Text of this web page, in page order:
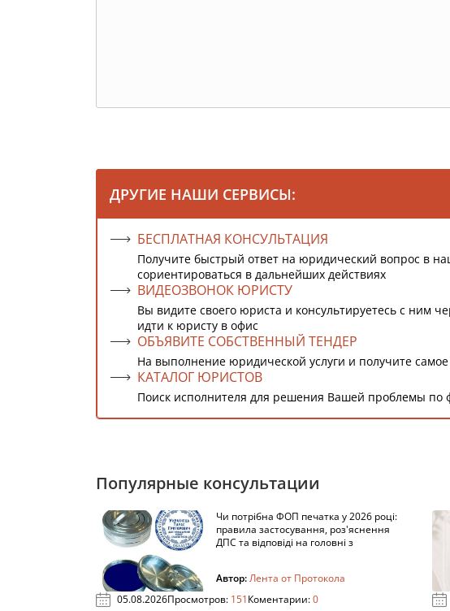
ДРУГИЕ НАШИ СЕРВИСЫ:
БЕСПЛАТНАЯ КОНСУЛЬТАЦИЯ
Получите быстрый ответ на юридический вопрос в
сориентироваться в дальнейших действиях
ВИДЕОЗВОНОК ЮРИСТУ
Вы видите своего юриста и консультируетесь с ним
идти к юристу в офис
ОБЪЯВИТЕ СОБСТВЕННЫЙ ТЕНДЕР
На выполнение юридической услуги и получите
КАТАЛОГ ЮРИСТОВ
Поиск исполнителя для решения Вашей проблемы по
Популярные консультации
Чи потрібна ФОП печатка у 2026 році:
правила застосування, роз'яснення
ДПС та відповіді на головні з
Автор:Лента от Протокола
05.08.2026Просмотров: 151Коментарии:0